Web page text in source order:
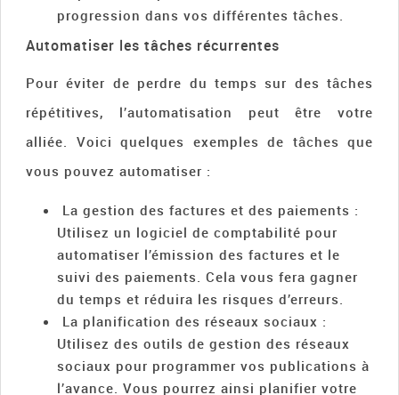
progression dans vos différentes tâches.
Automatiser les tâches récurrentes
Pour éviter de perdre du temps sur des tâches
répétitives, l’automatisation peut être votre
alliée. Voici quelques exemples de tâches que
vous pouvez automatiser :
La gestion des factures et des paiements :
Utilisez un logiciel de comptabilité pour
automatiser l’émission des factures et le
suivi des paiements. Cela vous fera gagner
du temps et réduira les risques d’erreurs.
La planification des réseaux sociaux :
Utilisez des outils de gestion des réseaux
sociaux pour programmer vos publications à
l’avance. Vous pourrez ainsi planifier votre